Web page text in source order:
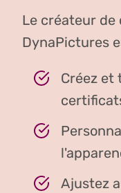
Le créateur
DynaPictures
Créez et
Ajustez